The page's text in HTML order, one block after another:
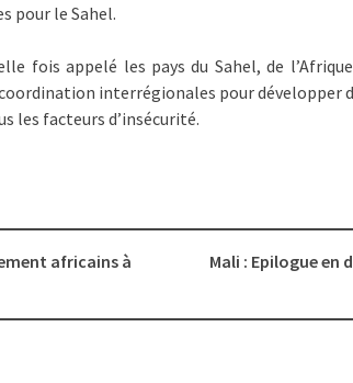
pour le Sahel.
fois appelé les pays du Sahel, de
interrégionales pour développer
les facteurs d’insécurité.
africains à
Mali : Epilogue